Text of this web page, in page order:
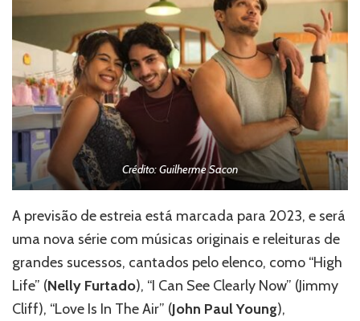
Crédito: Guilherme Sacon
A previsão de estreia está marcada para 2023, e será
uma nova série com músicas originais e releituras de
grandes sucessos, cantados pelo elenco, como “High
Life” (Nelly Furtado), “I Can See Clearly Now” (Jimmy
Cliff), “Love Is In The Air” (John Paul Young),